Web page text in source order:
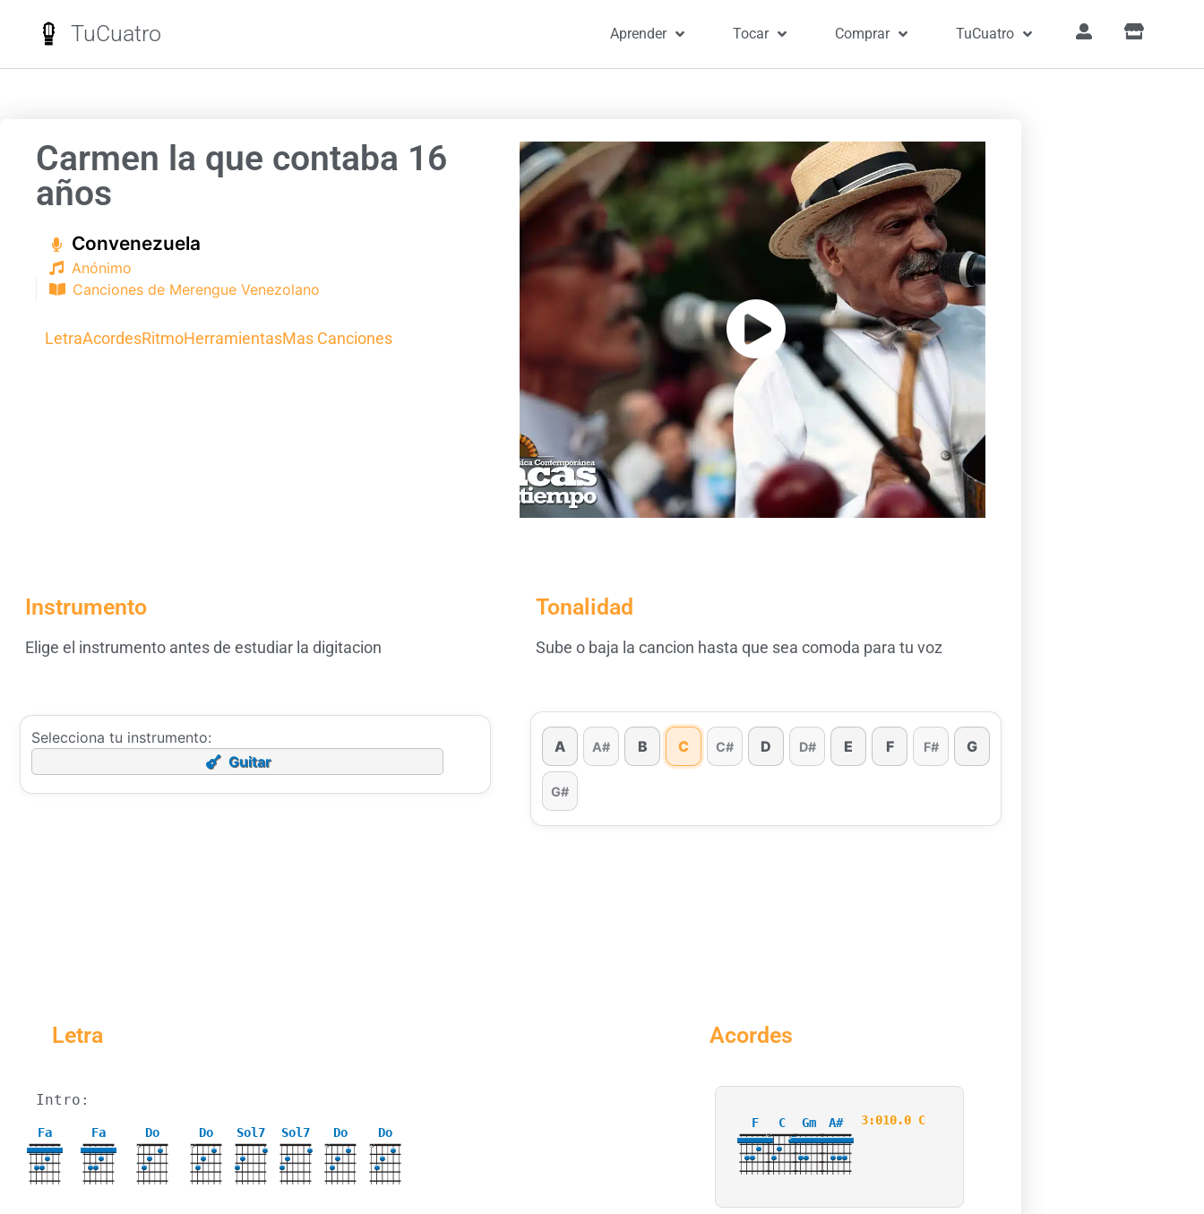
TuCuatro Aprender Tocar Comprar TuCuatro
Carmen la que contaba 16
años
Convenezuela
Anónimo
Canciones de Merengue Venezolano
LetraAcordesRitmoHerramientasMas Canciones
Instrumento
Elige el instrumento antes de estudiar la digitacion
Selecciona tu instrumento:
Guitar
Tonalidad
Sube o baja la cancion hasta que sea comoda para tu voz
A A# B C C# D D# E F F# G
G#
Letra
Intro:
Fa Fa Do
X
Do
X
Sol7 Sol7 Do
X
Do
X
Acordes
F C
X
Gm
3
A# 3:010.0 C